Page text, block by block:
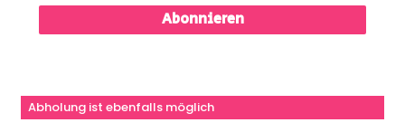
Abholung ist ebenfalls möglich